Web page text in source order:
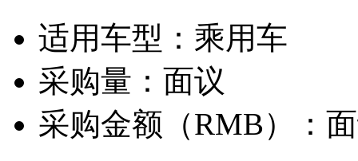
适用车型： 乘用车
采购量： 面议
采购金额（RMB）：